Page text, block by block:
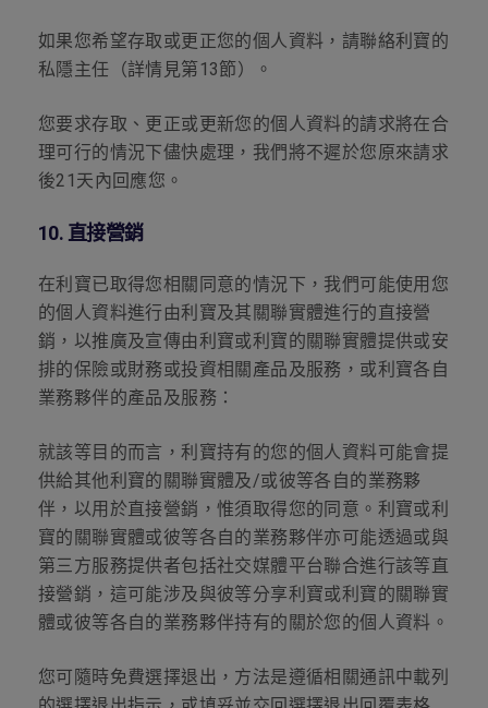
如果您希望存取或更正您的個人資料，請聯絡利寶的
私隱主任（詳情見第13節）。
您要求存取、更正或更新您的個人資料的請求將在合
理可行的情況下儘快處理，我們將不遲於您原來請求
後21 天內回應您。
10. 直接營銷
在利寶已取得您相關同意的情況下，我們可能使用您
的個人資料進行由利寶及其關聯實體進行的直接營
銷，以推廣及宣傳由利寶或利寶的關聯實體提供或安
排的保險或財務或投資相關產品及服務，或利寶各自
業務夥伴的產品及服務：
就該等目的而言，利寶持有的您的個人資料可能會提
供給其他利寶的關聯實體及/或彼等各自的業務夥
伴，以用於直接營銷，惟須取得您的同意。利寶或利
寶的關聯實體或彼等各自的業務夥伴亦可能透過或與
第三方服務提供者包括社交媒體平台聯合進行該等直
接營銷，這可能涉及與彼等分享利寶或利寶的關聯實
體或彼等各自的業務夥伴持有的關於您的個人資料。
您可隨時免費選擇退出，方法是遵循相關通訊中載列